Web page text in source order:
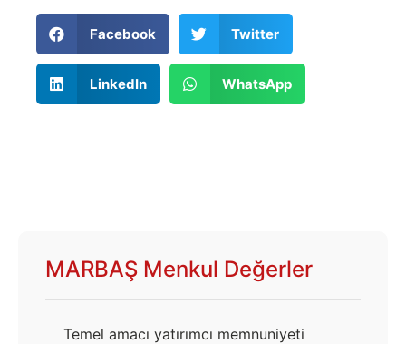
Facebook Twitter
LinkedIn WhatsApp
MARBAŞ Menkul Değerler
Temel amacı yatırımcı memnuniyeti